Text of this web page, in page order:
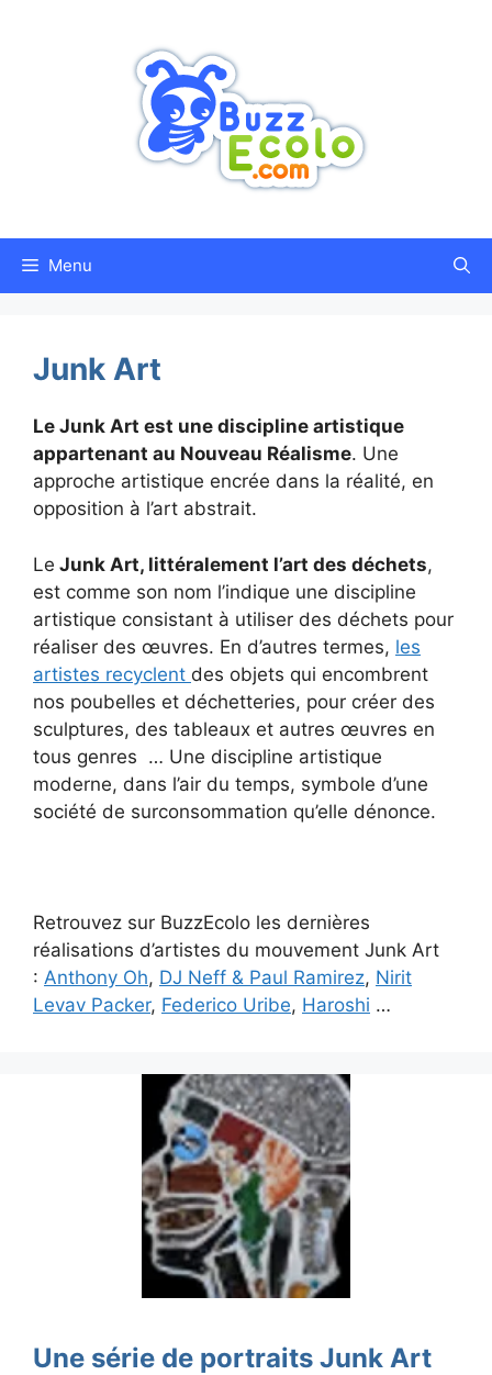
Menu
Junk Art
Le Junk Art est une discipline artistique
appartenant au Nouveau Réalisme. Une
approche artistique encrée dans la réalité, en
opposition à l’art abstrait.
Le Junk Art, littéralement l’art des déchets,
est comme son nom l’indique une discipline
artistique consistant à utiliser des déchets pour
réaliser des œuvres. En d’autres termes, les
artistes recyclent des objets qui encombrent
nos poubelles et déchetteries, pour créer des
sculptures, des tableaux et autres œuvres en
tous genres … Une discipline artistique
moderne, dans l’air du temps, symbole d’une
société de surconsommation qu’elle dénonce.
Retrouvez sur BuzzEcolo les dernières
réalisations d’artistes du mouvement Junk Art
: Anthony Oh, DJ Neff & Paul Ramirez, Nirit
Levav Packer, Federico Uribe, Haroshi …
Une série de portraits Junk Art